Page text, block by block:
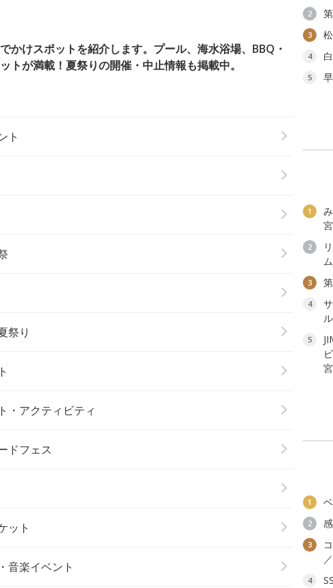
かけスポットを紹介します。プール、海水浴場、BBQ・
トが満載！夏祭りの開催・中止情報も掲載中。
ト
祭り
・アクティビティ
ドフェス
ット
音楽イベント
2
3
4
5
1
2
3
4
5
1
2
3
4